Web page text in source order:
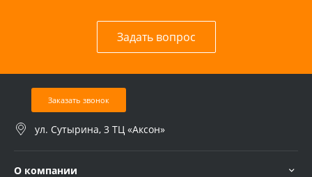
Задать вопрос
Заказать звонок
ул. Сутырина, 3 ТЦ «Аксон»
О компании